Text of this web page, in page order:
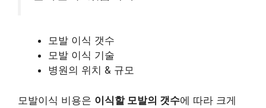
모발 이식 갯수
모발 이식 기술
병원의 위치 & 규모
모발이식 비용은 이식할 모발의 갯수에 따라 크게